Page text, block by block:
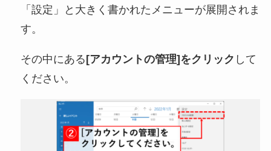
「設定」と大きく書かれたメニューが展開されま
す。
その中にある[アカウントの管理]をクリック して
ください。